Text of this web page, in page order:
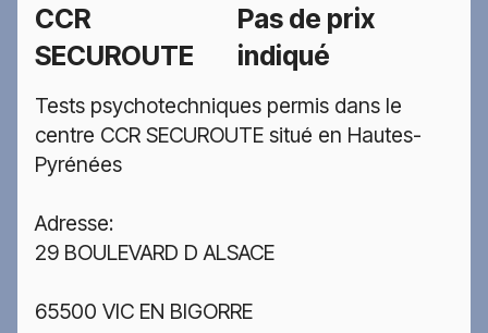
CCR
SECUROUTE
Pas de prix
indiqué
Tests psychotechniques permis dans le
centre CCR SECUROUTE situé en Hautes-
Pyrénées
Adresse:
29 BOULEVARD D ALSACE
65500 VIC EN BIGORRE